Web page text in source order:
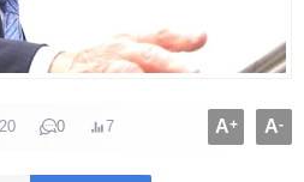
0 7 A+ A-